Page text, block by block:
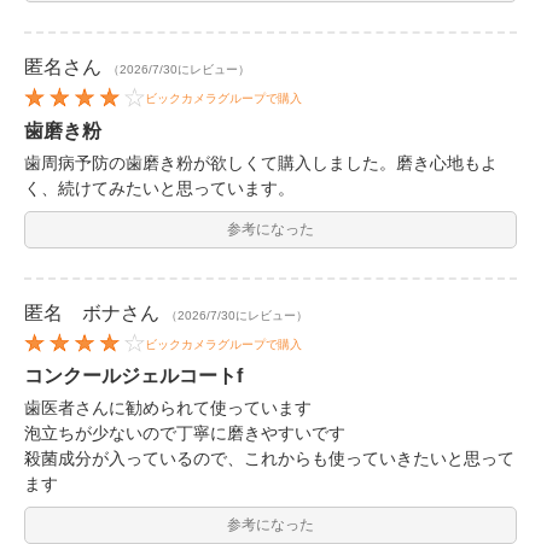
匿名 さん （2026/7/30にレビュー）
ビックカメラグループで購入
歯磨き粉
歯周病予防の歯磨き粉が欲しくて購入しました。磨き心地もよ
く、続けてみたいと思っています。
参考になった
匿名 ボナさん （2026/7/30にレビュー）
ビックカメラグループで購入
コンクールジェルコートf
歯医者さんに勧められて使っています
泡立ちが少ないので丁寧に磨きやすいです
殺菌成分が入っているので、これからも使っていきたいと思って
ます
参考になった